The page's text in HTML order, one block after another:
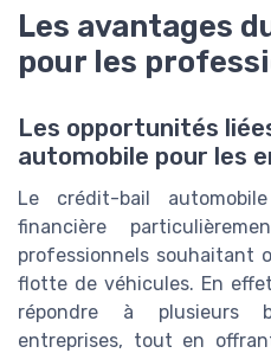
Les avantages
pour les
Les opportunités
automobile pour les
Le crédit-bail
financière
professionnels souhaitant
flotte de véhicules. En
répondre à plusieurs
entreprises, tout en